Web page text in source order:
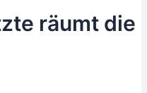
räumt die